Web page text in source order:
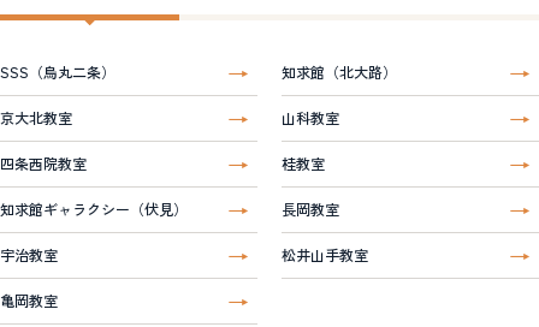
SSS（烏丸二条） 知求館（北大路）
京大北教室 山科教室
四条西院教室 桂教室
知求館ギャラクシー（伏見） 長岡教室
宇治教室 松井山手教室
亀岡教室